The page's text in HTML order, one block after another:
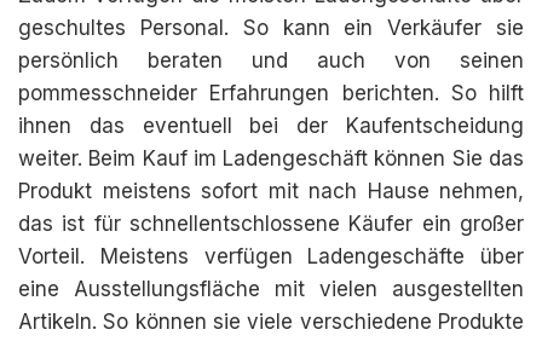
geschultes Personal. So kann ein Verkäufer sie
persönlich beraten und auch von seinen
pommesschneider Erfahrungen berichten. So hilft
ihnen das eventuell bei der Kaufentscheidung
weiter. Beim Kauf im Ladengeschäft können Sie das
Produkt meistens sofort mit nach Hause nehmen,
das ist für schnellentschlossene Käufer ein großer
Vorteil. Meistens verfügen Ladengeschäfte über
eine Ausstellungsfläche mit vielen ausgestellten
Artikeln. So können sie viele verschiedene Produkte